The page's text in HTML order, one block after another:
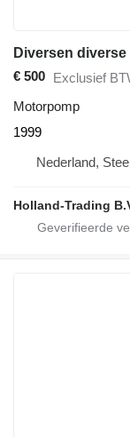
Diversen
€ 500 Exclusief
Motorpomp
1999
Nederland,
Holland-Trading